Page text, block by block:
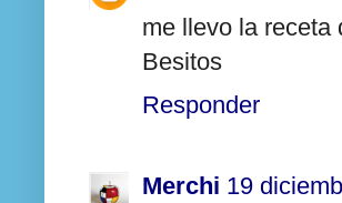
me llevo la receta
Besitos
Responder
Merchi 19